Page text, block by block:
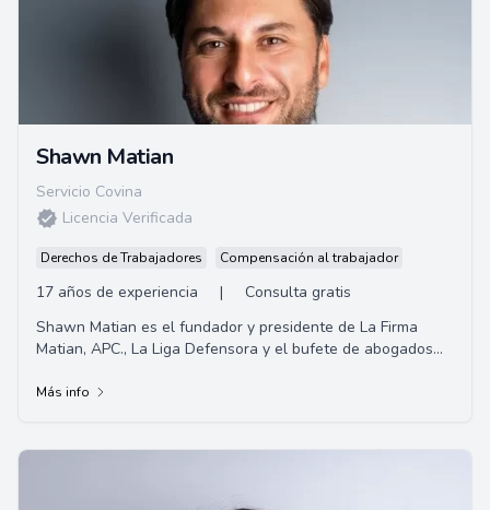
Shawn Matian
Servicio Covina
Licencia Verificada
Derechos de Trabajadores Compensación al trabajador
17 años de experiencia |
Consulta gratis
Shawn Matian es el fundador y presidente de La Firma
Matian, APC., La Liga Defensora y el bufete de abogados
Más info